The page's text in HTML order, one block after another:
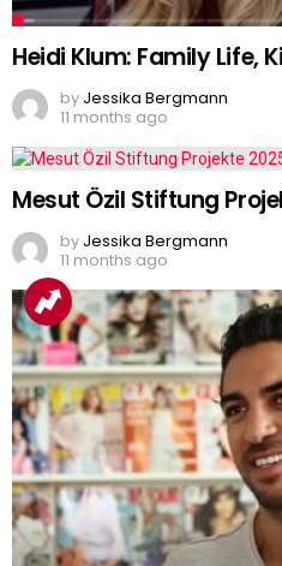
Heidi Klum: Family Life,
by Jessika Bergmann
11 months ago
Mesut Özil Stiftung
by Jessika Bergmann
11 months ago